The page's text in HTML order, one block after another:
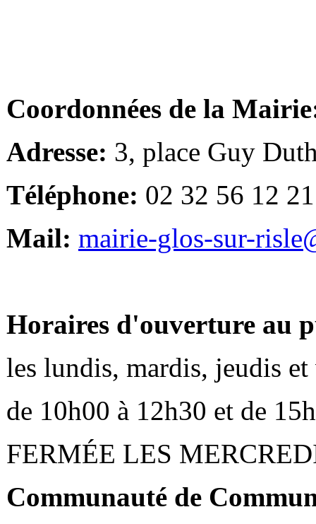
Coordonnées de la
Adresse: 3, place Guy
Téléphone: 02 32 56 12 21
Mail: mairie-glos-sur-
Horaires d'ouverture au
les lundis, mardis, jeudis et
de 10h00 à 12h30 et de
FERMÉE LES
Communauté de